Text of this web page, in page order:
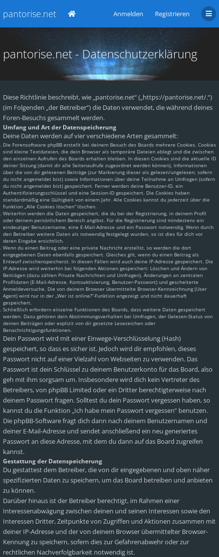
pantorise.net Anmelden Registrieren
pantorise.net - Datenschutzerklärung
Diese Richtlinie beschreibt, wie „pantorise.net“ („https://pantorise.net/.“)
(im Folgenden „der Betreiber“) die Daten verwendet, die während deines
Foren-Besuchs gesammelt werden.
Umfang und Art der Datenspeicherung
Deine Daten werden auf vier verschiedene Arten gesammelt:
Die Forensoftware phpBB erstellt bei deinem Besuch des Boards mehrere Cookies. Cookies
sind kleine Textdateien, die dein Browser als temporäre Dateien ablegt und die zwischen
den einzelnen Aufrufen des Boards erhalten bleiben. In diesen Cookies sind die aktuelle ID
deiner Sitzung (damit dir alle Seitenaufrufe zugeordnet werden können), Informationen
über die von dir gelesenen Beiträge (zur Markierung dieser als gelesen/ungelesen; sofern
du nicht angemeldet bist) sowie Informationen über deine Teilnahme an Umfragen (sofern
du nicht angemeldet bist) gespeichert. Ferner werden deine Benutzer-ID, ein
Authentifizierungsschlüssel und eine Session-ID gespeichert. Die Cookies haben
standardmäßig eine Gültigkeit von einem Jahr. Alle Cookies kannst du jederzeit über die
Funktion „Alle Cookies löschen“ löschen.
Weiterhin werden die Daten gespeichert, die du bei der Registrierung, in deinem Profil
oder deinem persönlichem Bereich angibst. Für die Registrierung sind mindestens ein
eindeutiger Benutzername, eine E-Mail-Adresse und ein Passwort notwendig. Wenn durch
den Betreiber weitere Daten als notwendig festgelegt wurden, so ist dies für dich vor
deren Eingabe ersichtlich.
Wenn du einen Beitrag oder eine private Nachricht erstellst, so werden die dort
eingegebenen Daten ebenfalls gespeichert. Gleiches gilt, wenn du einen Beitrag als
Entwurf zwischenspeicherst. In diesen Fällen wird auch deine IP-Adresse gespeichert. Die
IP-Adresse wird weiterhin bei folgenden Aktionen gespeichert: Löschen und Ändern von
Beiträgen (dazu zählen Private Nachrichten und Umfragen), Änderungen an zentralen
Profildaten (E-Mail-Adresse, Kontoaktivierung, Benutzer-Passwort) und gescheiterte
Anmeldeversuche. Die von deinem Browser übermittelte Browser-Kennzeichnung (User
Agent) wird nur in der „Wer ist online?“-Funktion angezeigt und nicht dauerhaft
gespeichert.
Schließlich erfordern einzelne Funktionen des Boards, dass weitere Daten gespeichert
werden. Dazu gehören dein Abstimmungsverhalten bei Umfragen, der Gelesen-Status von
deinen Beiträgen oder explizit von dir gesetzte Lesezeichen oder
Benachrichtigungsfunktionen.
Dein Passwort wird mit einer Einwege-Verschlüsselung (Hash)
gespeichert, so dass es sicher ist. Jedoch wird dir empfohlen, dieses
Passwort nicht auf einer Vielzahl von Webseiten zu verwenden. Das
Passwort ist dein Schlüssel zu deinem Benutzerkonto für das Board, also
geh mit ihm sorgsam um. Insbesondere wird dich kein Vertreter des
Betreibers, von phpBB Limited oder ein Dritter berechtigterweise nach
deinem Passwort fragen. Solltest du dein Passwort vergessen haben, so
kannst du die Funktion „Ich habe mein Passwort vergessen“ benutzen.
Die phpBB-Software fragt dich dann nach deinem Benutzernamen und
deiner E-Mail-Adresse und sendet anschließend ein neu generiertes
Passwort an diese Adresse, mit dem du dann auf das Board zugreifen
kannst.
Gestattung der Datenspeicherung
Du gestattest dem Betreiber, die von dir eingegebenen und oben näher
spezifizierten Daten zu speichern, um das Board betreiben und anbieten
zu können.
Darüber hinaus ist der Betreiber berechtigt, im Rahmen einer
Interessenabwägung zwischen deinen und seinen Interessen sowie den
Interessen Dritter, Zeitpunkte von Zugriffen und Aktionen zusammen mit
deiner IP-Adresse und der von deinem Browser übermittelter Browser-
Kennung zu speichern, sofern dies zur Gefahrenabwehr oder zur
rechtlichen Nachverfolgbarkeit notwendig ist.